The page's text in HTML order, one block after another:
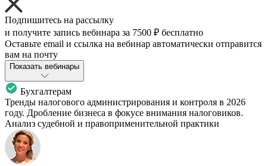
Подпишитесь на рассылку
и получите запись вебинара за 7500 ₽ бесплатно
Оставьте email и ссылка на вебинар автоматически отправится
вам на почту
Показать вебинары
Бухгалтерам
Тренды налогового администрирования и контроля в 2026
году. Дробление бизнеса в фокусе внимания налоговиков.
Анализ судебной и правоприменительной практики